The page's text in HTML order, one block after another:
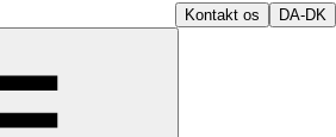
Kontakt os DA-DK